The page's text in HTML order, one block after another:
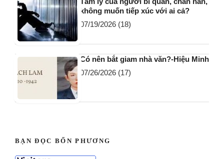
không muốn tiếp xúc với ai cả?
07/19/2026 (18)
Có nên bắt giam nhà văn?-Hiệu Minh
07/26/2026 (17)
BẠN ĐỌC BỐN PHƯƠNG